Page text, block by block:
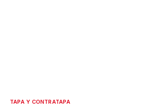
TAPA Y CONTRATAPA